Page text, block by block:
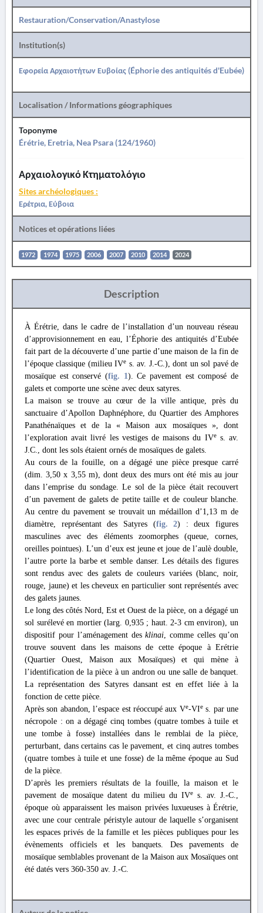
Restauration/Conservation/Anastylose
Institution(s)
Εφορεία Αρχαιοτήτων Ευβοίας (Éphorie des antiquités d'Eubée)
Localisation / Informations géographiques
Toponyme
Érétrie, Eretria, Nea Psara (124/1960)
Αρχαιολογικό Κτηματολόγιο
Sites archéologiques :
Ερέτρια, Εύβοια
Notices et opérations liées
1972 1974 1975 2006 2007 2010 2014 2024
Description
À Érétrie, dans le cadre de l’installation d’un nouveau réseau
d’approvisionnement en eau, l’Éphorie des antiquités d’Eubée
fait part de la découverte d’une partie d’une maison de la fin de
l’époque classique (milieu IVe s. av. J.-C.), dont un sol pavé de
mosaïque est conservé (fig. 1). Ce pavement est composé de
galets et comporte une scène avec deux satyres.
La maison se trouve au cœur de la ville antique, près du
sanctuaire d’Apollon Daphnéphore, du Quartier des Amphores
Panathénaïques et de la « Maison aux mosaïques », dont
l’exploration avait livré les vestiges de maisons du IVes. av.
J.C., dont les sols étaient ornés de mosaïques de galets.
Au cours de la fouille, on a dégagé une pièce presque carré
(dim. 3,50 x 3,55 m), dont deux des murs ont été mis au jour
dans l’emprise du sondage. Le sol de la pièce était recouvert
d’un pavement de galets de petite taille et de couleur blanche.
Au centre du pavement se trouvait un médaillon d’1,13 m de
diamètre, représentant des Satyres (fig. 2) : deux figures
masculines avec des éléments zoomorphes (queue, cornes,
oreilles pointues). L’un d’eux est jeune et joue de l’aulè double,
l’autre porte la barbe et semble danser. Les détails des figures
sont rendus avec des galets de couleurs variées (blanc, noir,
rouge, jaune) et les cheveux en particulier sont représentés avec
des galets jaunes.
Le long des côtés Nord, Est et Ouest de la pièce, on a dégagé un
sol surélevé en mortier (larg. 0,935 ; haut. 2-3 cm environ), un
dispositif pour l’aménagement desklinai, comme celles qu’on
trouve souvent dans les maisons de cette époque à Erétrie
(Quartier Ouest, Maison aux Mosaïques) et qui mène à
l’identification de la pièce à un andron ou une salle de banquet.
La représentation des Satyres dansant est en effet liée à la
fonction de cette pièce.
Après son abandon, l’espace est réoccupé aux Ve-VIes. par une
nécropole : on a dégagé cinq tombes (quatre tombes à tuile et
une tombe à fosse) installées dans le remblai de la pièce,
perturbant, dans certains cas le pavement, et cinq autres tombes
(quatre tombes à tuile et une fosse) de la même époque au Sud
de la pièce.
D’après les premiers résultats de la fouille, la maison et le
pavement de mosaïque datent du milieu du IVe
s. av. J.-C.,
époque où apparaissent les maison privées luxueuses à Érétrie,
avec une cour centrale péristyle autour de laquelle s’organisent
les espaces privés de la famille et les pièces publiques pour les
évènements officiels et les banquets. Des pavements de
mosaïque semblables provenant de la Maison aux Mosaïques ont
été datés vers 360-350 av. J.-C.